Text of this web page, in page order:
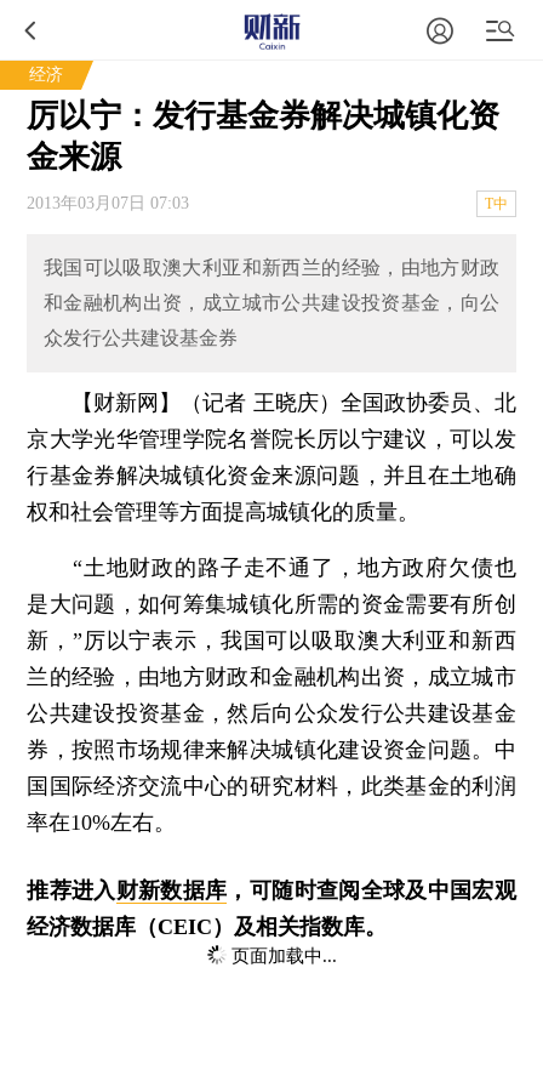
经济
厉以宁：发行基金券解决城镇化资
金来源
2013年03月07日 07:03 T中
我国可以吸取澳大利亚和新西兰的经验，由地方财政
和金融机构出资，成立城市公共建设投资基金，向公
众发行公共建设基金券
【财新网】（记者 王晓庆） 全国政协委员、北
京大学光华管理学院名誉院长厉以宁建议，可以发
行基金券解决城镇化资金来源问题，并且在土地确
权和社会管理等方面提高城镇化的质量。
“土地财政的路子走不通了，地方政府欠债也
是大问题，如何筹集城镇化所需的资金需要有所创
新，”厉以宁表示，我国可以吸取澳大利亚和新西
兰的经验，由地方财政和金融机构出资，成立城市
公共建设投资基金，然后向公众发行公共建设基金
券，按照市场规律来解决城镇化建设资金问题。中
国国际经济交流中心的研究材料，此类基金的利润
率在10%左右。
推荐进入 财新数据库 ，可随时查阅全球及中国宏观
经济数据库（CEIC）及相关指数库。
页面加载中...